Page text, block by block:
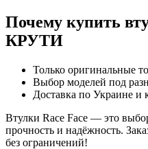
Почему купить
КРУТИ
Только оригинальные
Выбор моделей под
Доставка по Украине и
Втулки Race Face — это
прочность и надёжность.
без ограничений!